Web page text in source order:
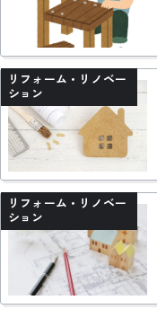
リフォーム・リノベー
ション
リフォーム・リノベー
ション